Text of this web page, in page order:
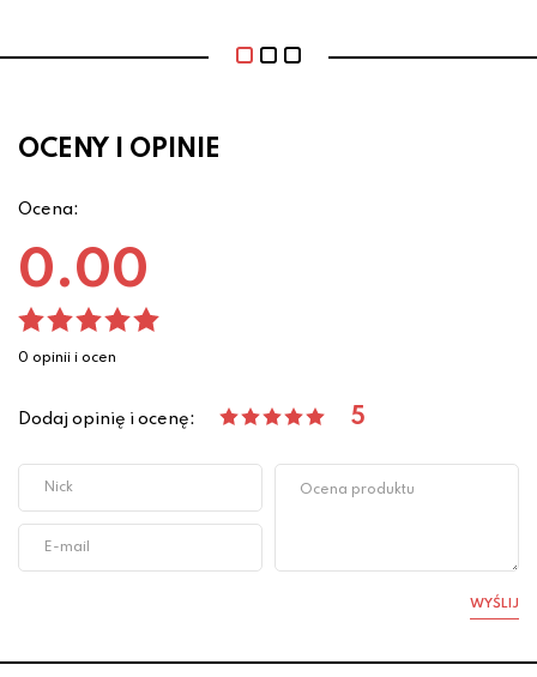
OCENY I OPINIE
Ocena:
0.00
0 opinii i ocen
Dodaj opinię i ocenę: 5
WYŚLIJ